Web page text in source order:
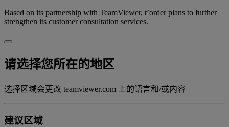
Based on its partnership with TeamViewer, t’order plans to further
strengthen its customer consultation services.
请选择您所在的地区
选择区域会更改 teamviewer.com 上的语言和/或内容
建议区域